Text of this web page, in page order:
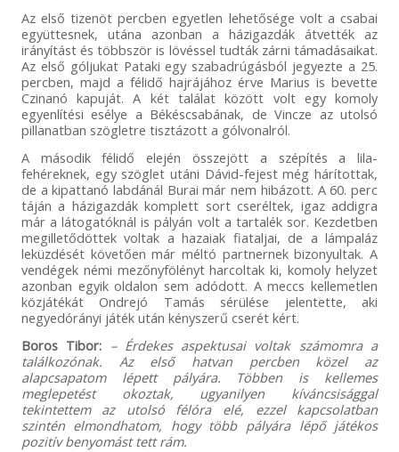
Az első tizenöt percben egyetlen lehetősége volt a csabai
együttesnek, utána azonban a házigazdák átvették az
irányítást és többször is lövéssel tudták zárni támadásaikat.
Az első góljukat Pataki egy szabadrúgásból jegyezte a 25.
percben, majd a félidő hajrájához érve Marius is bevette
Czinanó kapuját. A két találat között volt egy komoly
egyenlítési esélye a Békéscsabának, de Vincze az utolsó
pillanatban szögletre tisztázott a gólvonalról.
A második félidő elején összejött a szépítés a lila-
fehéreknek, egy szöglet utáni Dávid-fejest még hárítottak,
de a kipattanó labdánál Burai már nem hibázott. A 60. perc
táján a házigazdák komplett sort cseréltek, igaz addigra
már a látogatóknál is pályán volt a tartalék sor. Kezdetben
megilletődöttek voltak a hazaiak fiataljai, de a lámpaláz
leküzdését követően már méltó partnernek bizonyultak. A
vendégek némi mezőnyfölényt harcoltak ki, komoly helyzet
azonban egyik oldalon sem adódott. A meccs kellemetlen
közjátékát Ondrejó Tamás sérülése jelentette, aki
negyedórányi játék után kényszerű cserét kért.
Boros Tibor: – Érdekes aspektusai voltak számomra a
találkozónak. Az első hatvan percben közel az
alapcsapatom lépett pályára. Többen is kellemes
meglepetést okoztak, ugyanilyen kíváncsisággal
tekintettem az utolsó félóra elé, ezzel kapcsolatban
szintén elmondhatom, hogy több pályára lépő játékos
pozitív benyomást tett rám.